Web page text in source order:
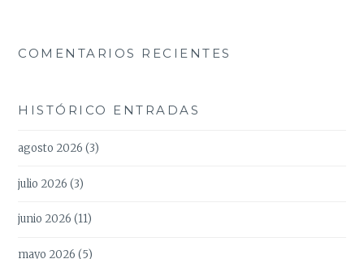
COMENTARIOS RECIENTES
HISTÓRICO ENTRADAS
agosto 2026 (3)
julio 2026 (3)
junio 2026 (11)
mayo 2026 (5)